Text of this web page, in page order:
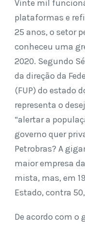
Vinte mil
plataformas e
25 anos, o setor
conheceu uma
2020. Segundo
da direção da
(FUP) do estado
representa o
“alertar a
governo quer
Petrobras? A
maior empresa
mista, mas, em
Estado, contra
De acordo com o